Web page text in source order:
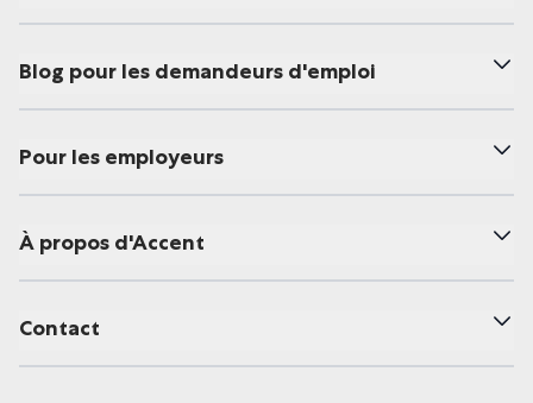
Blog pour les demandeurs d'emploi
Pour les employeurs
À propos d'Accent
Contact